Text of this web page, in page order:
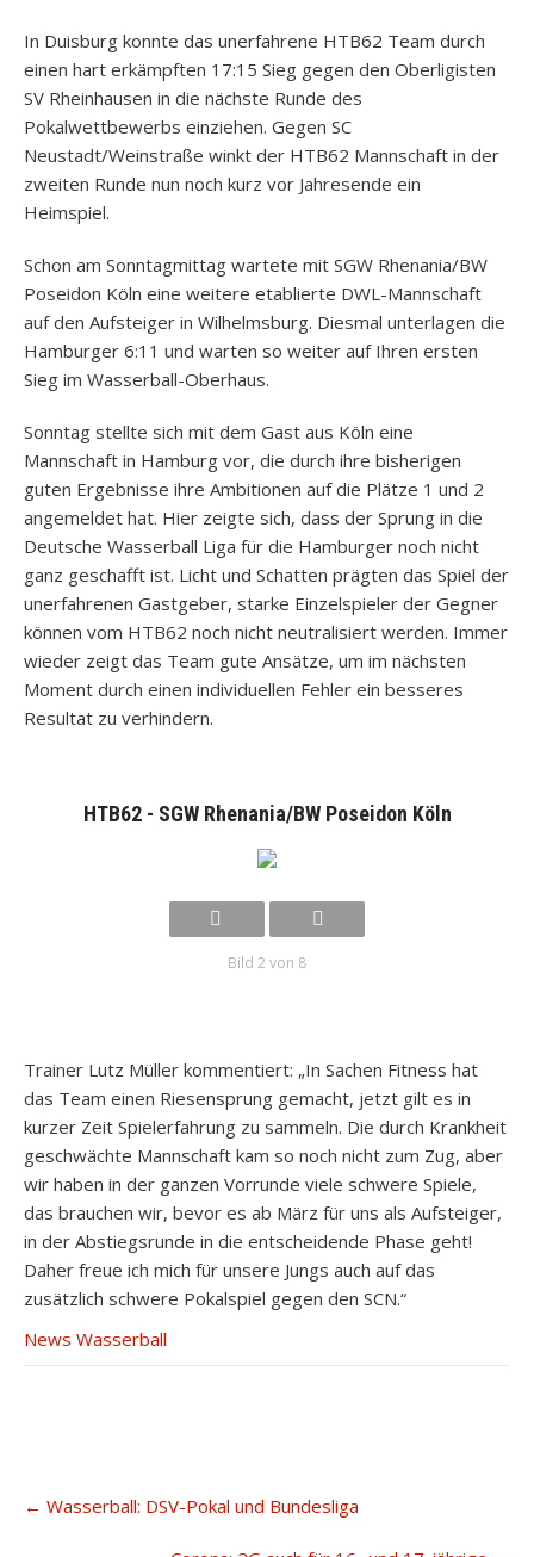
In Duisburg konnte das unerfahrene HTB62 Team durch
einen hart erkämpften 17:15 Sieg gegen den Oberligisten
SV Rheinhausen in die nächste Runde des
Pokalwettbewerbs einziehen. Gegen SC
Neustadt/Weinstraße winkt der HTB62 Mannschaft in der
zweiten Runde nun noch kurz vor Jahresende ein
Heimspiel.
Schon am Sonntagmittag wartete mit SGW Rhenania/BW
Poseidon Köln eine weitere etablierte DWL-Mannschaft
auf den Aufsteiger in Wilhelmsburg. Diesmal unterlagen die
Hamburger 6:11 und warten so weiter auf Ihren ersten
Sieg im Wasserball-Oberhaus.
Sonntag stellte sich mit dem Gast aus Köln eine
Mannschaft in Hamburg vor, die durch ihre bisherigen
guten Ergebnisse ihre Ambitionen auf die Plätze 1 und 2
angemeldet hat. Hier zeigte sich, dass der Sprung in die
Deutsche Wasserball Liga für die Hamburger noch nicht
ganz geschafft ist. Licht und Schatten prägten das Spiel der
unerfahrenen Gastgeber, starke Einzelspieler der Gegner
können vom HTB62 noch nicht neutralisiert werden. Immer
wieder zeigt das Team gute Ansätze, um im nächsten
Moment durch einen individuellen Fehler ein besseres
Resultat zu verhindern.
HTB62 - SGW Rhenania/BW Poseidon Köln
Bild 2 von 8
Trainer Lutz Müller kommentiert: „In Sachen Fitness hat
das Team einen Riesensprung gemacht, jetzt gilt es in
kurzer Zeit Spielerfahrung zu sammeln. Die durch Krankheit
geschwächte Mannschaft kam so noch nicht zum Zug, aber
wir haben in der ganzen Vorrunde viele schwere Spiele,
das brauchen wir, bevor es ab März für uns als Aufsteiger,
in der Abstiegsrunde in die entscheidende Phase geht!
Daher freue ich mich für unsere Jungs auch auf das
zusätzlich schwere Pokalspiel gegen den SCN.“
News Wasserball
navigation
← Wasserball: DSV-Pokal und Bundesliga